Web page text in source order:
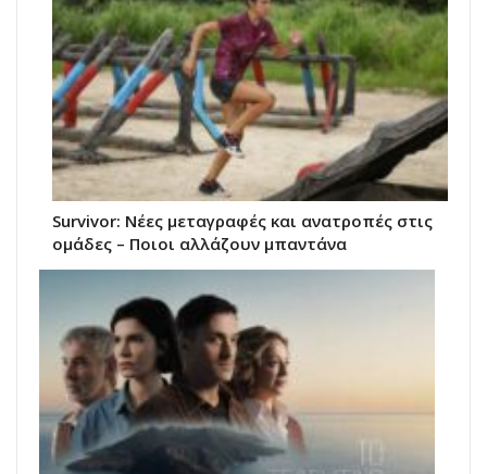
Survivor: Νέες μεταγραφές και ανατροπές στις
ομάδες – Ποιοι αλλάζουν μπαντάνα